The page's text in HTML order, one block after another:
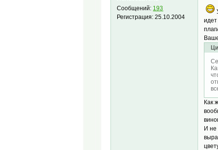
Сообщений: 193
Регистрация:25.10.2004
Как
И не